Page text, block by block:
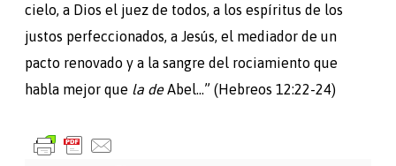
cielo, a Dios el juez de todos, a los espíritus de los
justos perfeccionados, a Jesús, el mediador de un
pacto renovado y a la sangre del rociamiento que
habla mejor que la deAbel…” (Hebreos 12:22-24)